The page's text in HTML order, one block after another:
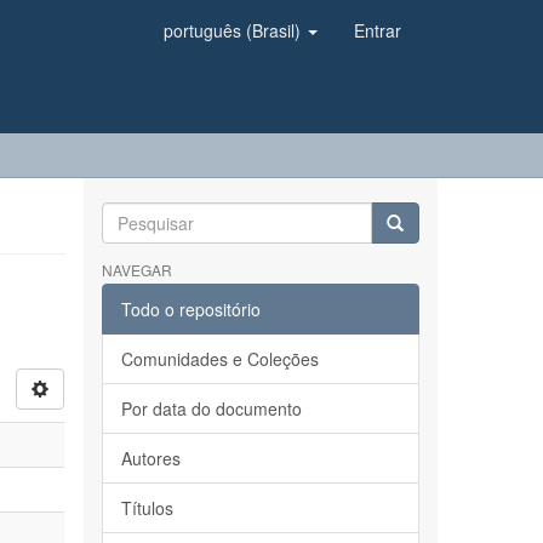
português (Brasil) Entrar
NAVEGAR
Todo o repositório
Comunidades e Coleções
Por data do documento
Autores
Títulos